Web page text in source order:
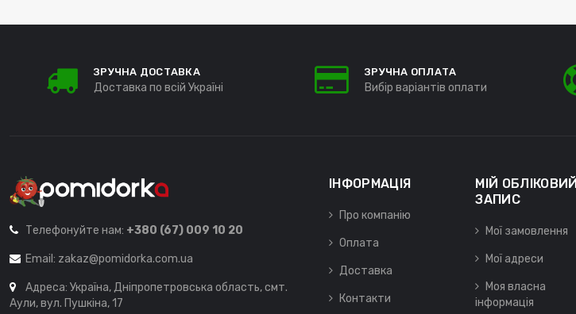
ЗРУЧНА ДОСТАВКА
Доставка по всій Україні
ЗРУЧНА ОПЛАТА
Вибір варіантів оплати
Телефонуйте нам: +380 (67) 009 10 20
Email: zakaz@pomidorka.com.ua
Адреса: Україна, Дніпропетровська область, смт.
Аули, вул. Пушкіна, 17
ІНФОРМАЦІЯ
Про компанію
Оплата
Доставка
Контакти
МІЙ ОБЛІКОВИЙ
ЗАПИС
Мої замовлення
Мої адреси
Моя власна
інформація